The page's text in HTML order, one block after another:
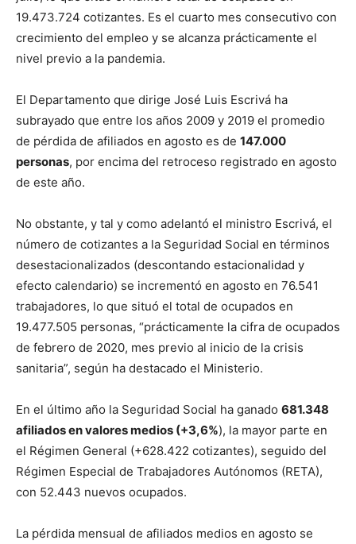
19.473.724 cotizantes. Es el cuarto mes consecutivo con
crecimiento del empleo y se alcanza prácticamente el
nivel previo a la pandemia.
El Departamento que dirige José Luis Escrivá ha
subrayado que entre los años 2009 y 2019 el promedio
de pérdida de afiliados en agosto es de 147.000
personas, por encima del retroceso registrado en agosto
de este año.
No obstante, y tal y como adelantó el ministro Escrivá, el
número de cotizantes a la Seguridad Social en términos
desestacionalizados (descontando estacionalidad y
efecto calendario) se incrementó en agosto en 76.541
trabajadores, lo que situó el total de ocupados en
19.477.505 personas, “prácticamente la cifra de ocupados
de febrero de 2020, mes previo al inicio de la crisis
sanitaria”, según ha destacado el Ministerio.
En el último año la Seguridad Social ha ganado 681.348
afiliados en valores medios (+3,6%), la mayor parte en
el Régimen General (+628.422 cotizantes), seguido del
Régimen Especial de Trabajadores Autónomos (RETA),
con 52.443 nuevos ocupados.
La pérdida mensual de afiliados medios en agosto se